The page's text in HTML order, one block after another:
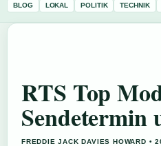
BLOG LOKAL POLITIK TECHNIK
RTS Top
Sendetermin
FREDDIE JACK DAVIES HOWARD •